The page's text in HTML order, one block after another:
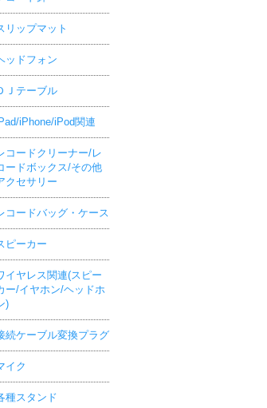
リップマット
ッドフォン
Ｊテーブル
iPhone/iPod関連
コードクリーナー/レ
ードボックス/その他
クセサリー
コードバッグ・ケース
ピーカー
イヤレス関連(スピー
ー/イヤホン/ヘッドホ
)
続ケーブル変換プラグ
イク
種スタンド